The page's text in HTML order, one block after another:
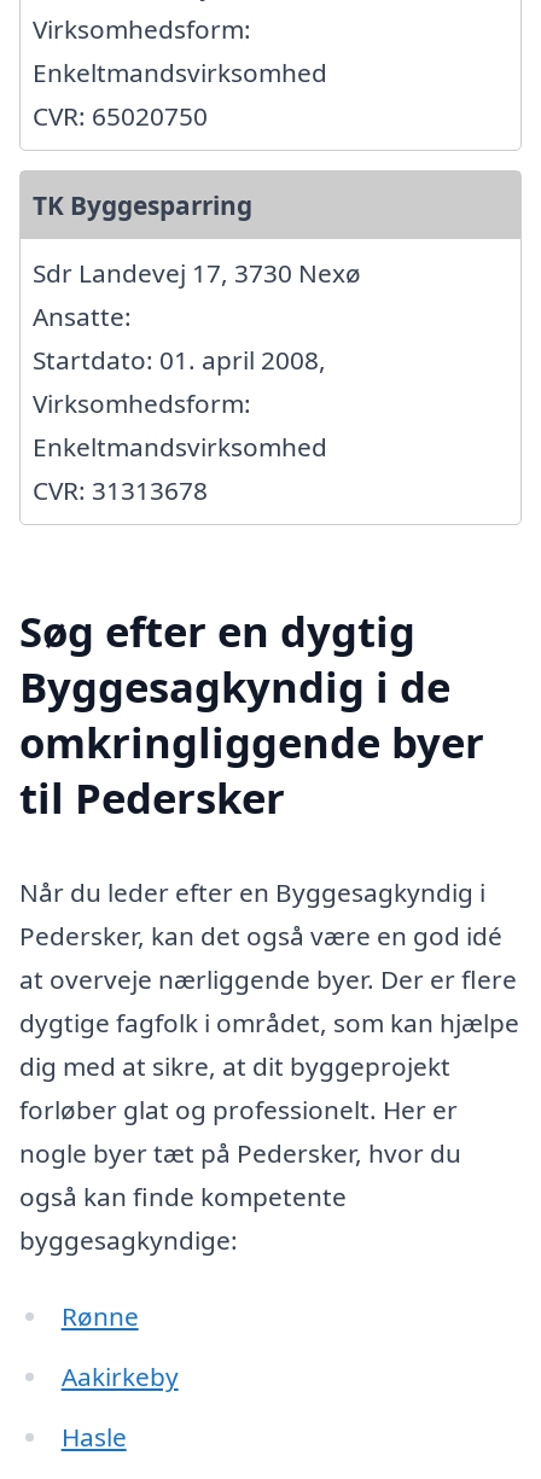
Virksomhedsform:
Enkeltmandsvirksomhed
CVR: 65020750
TK Byggesparring
Sdr Landevej 17, 3730 Nexø
Ansatte:
Startdato: 01. april 2008,
Virksomhedsform:
Enkeltmandsvirksomhed
CVR: 31313678
Søg efter en dygtig
Byggesagkyndig i de
omkringliggende byer
til Pedersker
Når du leder efter en Byggesagkyndig i
Pedersker, kan det også være en god idé
at overveje nærliggende byer. Der er flere
dygtige fagfolk i området, som kan hjælpe
dig med at sikre, at dit byggeprojekt
forløber glat og professionelt. Her er
nogle byer tæt på Pedersker, hvor du
også kan finde kompetente
byggesagkyndige:
Rønne
Aakirkeby
Hasle